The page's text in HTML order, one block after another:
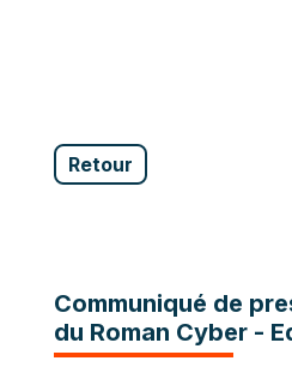
Retour
Communiqué de
du Roman Cyber -